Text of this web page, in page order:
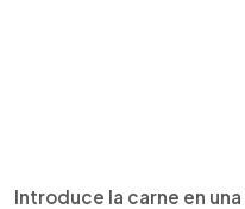
Introduce la carne en